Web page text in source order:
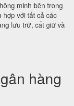
minh bên trong
hợp với tất cả các
lưu trữ, cất giữ và
hàng